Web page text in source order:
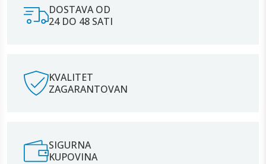
DOSTAVA OD
24 DO 48 SATI
KVALITET
ZAGARANTOVAN
SIGURNA
KUPOVINA